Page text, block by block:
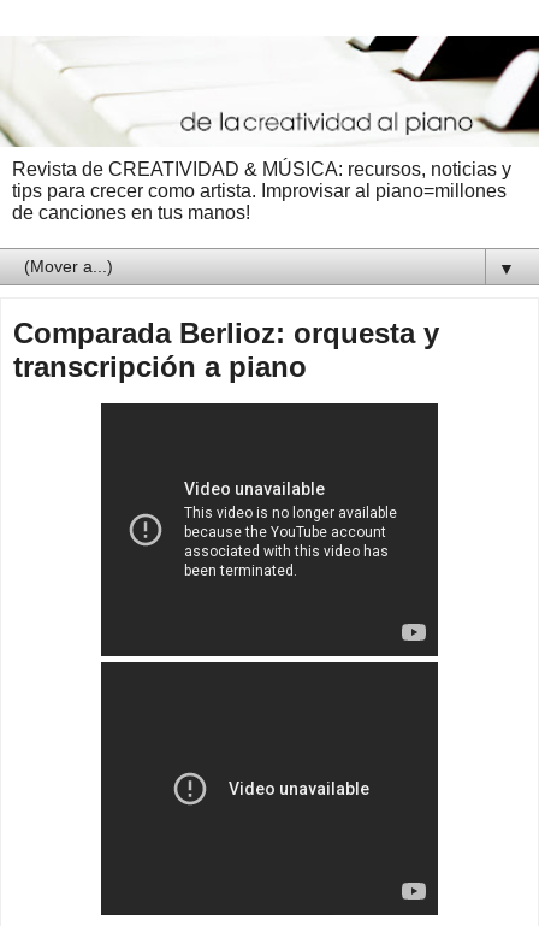
Revista de CREATIVIDAD & MÚSICA: recursos, noticias y
tips para crecer como artista. Improvisar al piano=millones
de canciones en tus manos!
▼
Comparada Berlioz: orquesta y
transcripción a piano